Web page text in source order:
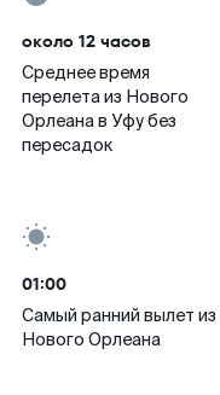
около 12 часов
Среднее время
перелета из Нового
Орлеана в Уфу без
пересадок
01:00
Самый ранний вылет из
Нового Орлеана